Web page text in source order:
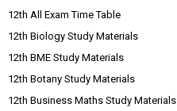
12th All Exam Time Table
12th Biology Study Materials
12th BME Study Materials
12th Botany Study Materials
12th Business Maths Study Materials